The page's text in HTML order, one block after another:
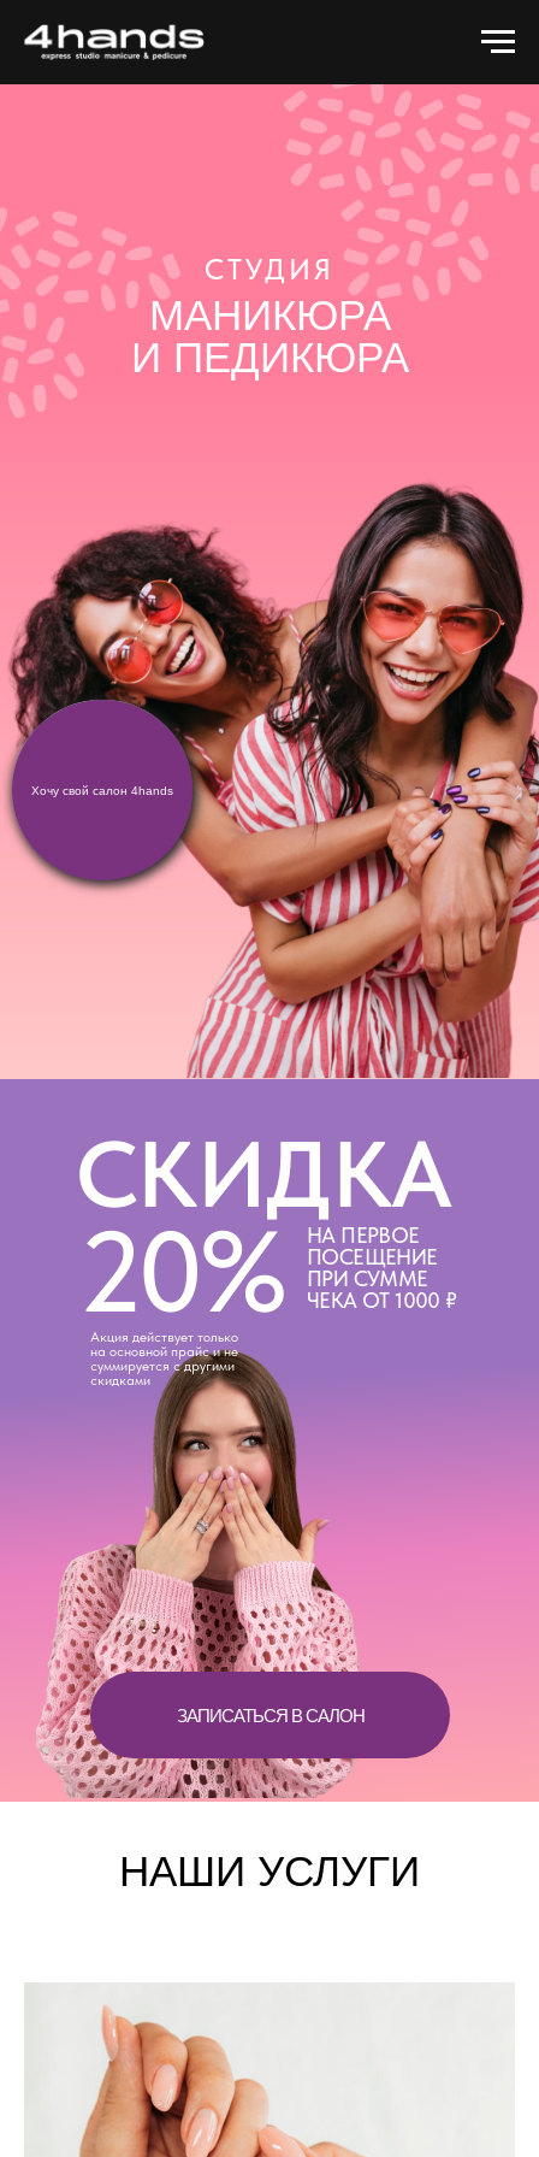
МАНИКЮРА
СТУДИЯ
И ПЕДИКЮРА
Хочу свой салон 4hands
20%
НА ПЕРВОЕ
ПОСЕЩЕНИЕ
ПРИ СУММЕ
ЧЕКА ОТ 1000 ₽
СКИДКА
ЗАПИСАТЬСЯ В САЛОН
Акция действует только
на основной прайс и не
суммируется с другими
скидками
НАШИ УСЛУГИ